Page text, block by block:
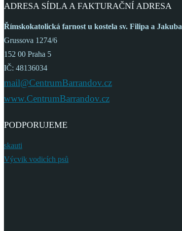
ADRESA SÍDLA A FAKTURAČNÍ ADRESA
Římskokatolická farnost u kostela sv. Filipa a Jakuba
Grussova 1274/6
152 00 Praha 5
IČ: 48136034
mail@CentrumBarrandov.cz
www.CentrumBarrandov.cz
PODPORUJEME
skauti
Výcvik vodicích psů